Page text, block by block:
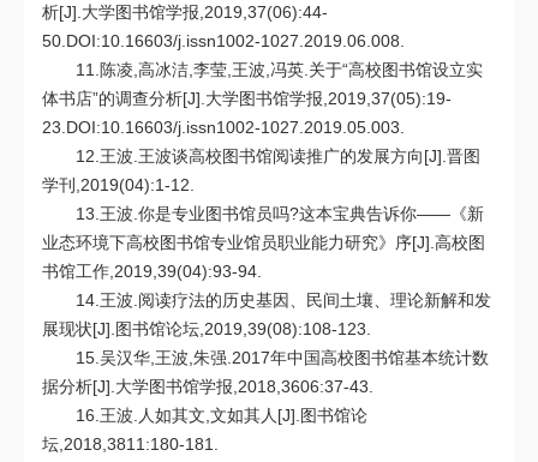
析[J].大学图书馆学报,2019,37(06):44-
50.DOI:10.16603/j.issn1002-1027.2019.06.008.
11.陈凌,高冰洁,李莹,王波,冯英.关于“高校图书馆设立实
体书店”的调查分析[J].大学图书馆学报,2019,37(05):19-
23.DOI:10.16603/j.issn1002-1027.2019.05.003.
12.王波.王波谈高校图书馆阅读推广的发展方向[J].晋图
学刊,2019(04):1-12.
13.王波.你是专业图书馆员吗?这本宝典告诉你——《新
业态环境下高校图书馆专业馆员职业能力研究》序[J].高校图
书馆工作,2019,39(04):93-94.
14.王波.阅读疗法的历史基因、民间土壤、理论新解和发
展现状[J].图书馆论坛,2019,39(08):108-123.
15.吴汉华,王波,朱强.2017年中国高校图书馆基本统计数
据分析[J].大学图书馆学报,2018,3606:37-43.
16.王波.人如其文,文如其人[J].图书馆论
坛,2018,3811:180-181.